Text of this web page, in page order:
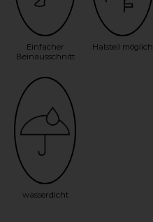
Einfacher
Beinausschnitt
Halsteil möglich
wasserdicht